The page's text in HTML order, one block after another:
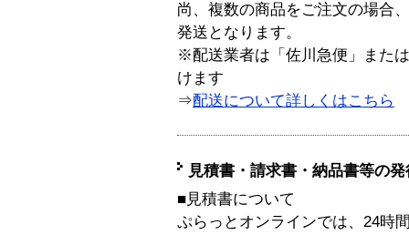
尚、複数の商品をご注文の場合
発送となります。
※配送業者は「佐川急便」また
けます
⇒配送について詳しくはこちら
見積書・請求書・納品書等の
■見積書について
ぷらっとオンラインでは、24時